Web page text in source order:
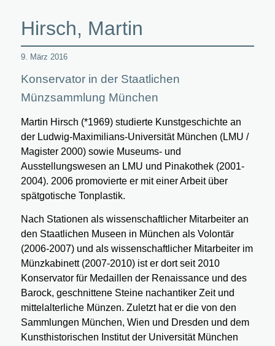
Hirsch, Martin
9. März 2016
Konservator in der Staatlichen
Münzsammlung München
Martin Hirsch (*1969) studierte Kunstgeschichte an
der Ludwig-Maximilians-Universität München (LMU /
Magister 2000) sowie Museums- und
Ausstellungswesen an LMU und Pinakothek (2001-
2004). 2006 promovierte er mit einer Arbeit über
spätgotische Tonplastik.
Nach Stationen als wissenschaftlicher Mitarbeiter an
den Staatlichen Museen in München als Volontär
(2006-2007) und als wissenschaftlicher Mitarbeiter im
Münzkabinett (2007-2010) ist er dort seit 2010
Konservator für Medaillen der Renaissance und des
Barock, geschnittene Steine nachantiker Zeit und
mittelalterliche Münzen. Zuletzt hat er die von den
Sammlungen München, Wien und Dresden und dem
Kunsthistorischen Institut der Universität München